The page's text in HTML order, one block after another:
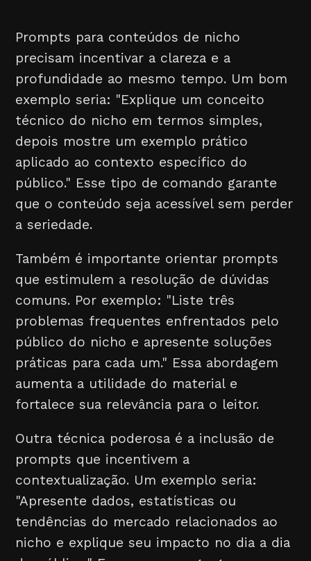
Prompts para conteúdos de nicho
precisam incentivar a clareza e a
profundidade ao mesmo tempo. Um bom
exemplo seria: "Explique um conceito
técnico do nicho em termos simples,
depois mostre um exemplo prático
aplicado ao contexto específico do
público." Esse tipo de comando garante
que o conteúdo seja acessível sem perder
a seriedade.
Também é importante orientar prompts
que estimulem a resolução de dúvidas
comuns. Por exemplo: "Liste três
problemas frequentes enfrentados pelo
público do nicho e apresente soluções
práticas para cada um." Essa abordagem
aumenta a utilidade do material e
fortalece sua relevância para o leitor.
Outra técnica poderosa é a inclusão de
prompts que incentivem a
contextualização. Um exemplo seria:
"Apresente dados, estatísticas ou
tendências do mercado relacionados ao
nicho e explique seu impacto no dia a dia